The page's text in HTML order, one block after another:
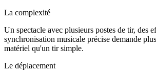
La complexité
Un spectacle avec plusieurs postes de tir, des
synchronisation musicale précise demande
matériel qu'un tir simple.
Le déplacement